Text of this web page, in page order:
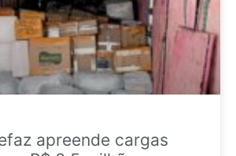
apreende cargas